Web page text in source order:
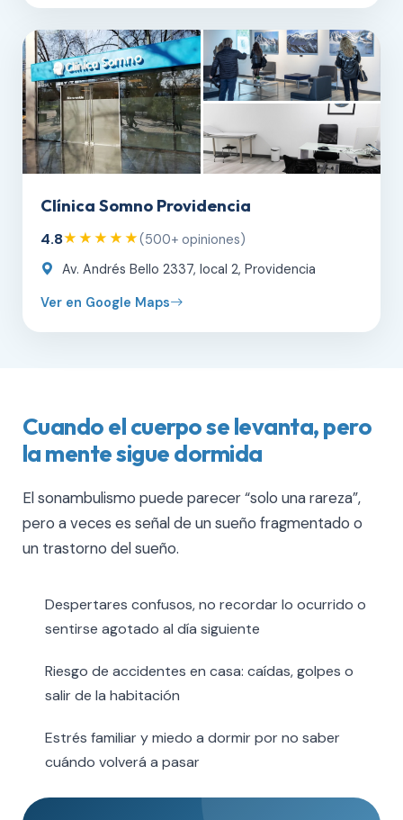
Clínica Somno Providencia
4.8★★★★★(500+ opiniones)
Av. Andrés Bello 2337, local 2, Providencia
Ver en Google Maps
Cuando el cuerpo se levanta, pero
la mente sigue dormida
El sonambulismo puede parecer “solo una rareza”,
pero a veces es señal de un sueño fragmentado o
un trastorno del sueño.
Despertares confusos, no recordar lo ocurrido o
sentirse agotado al día siguiente
Riesgo de accidentes en casa: caídas, golpes o
salir de la habitación
Estrés familiar y miedo a dormir por no saber
cuándo volverá a pasar